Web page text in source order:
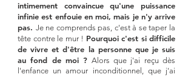
intimement convaincue qu'une puissance
infinie est enfouie en moi, mais je n'y arrive
pas. Je ne comprends pas, c'est à se taper la
tête contre le mur ! Pourquoi c'est si difficile
de vivre et d'être la personne que je suis
au fond de moi ? Alors que j'ai reçu dès
l'enfance un amour inconditionnel, que j'ai